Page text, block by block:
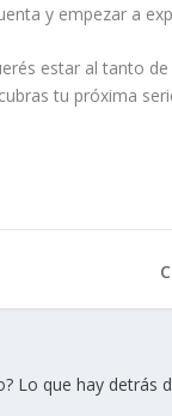
y empezar a
estar al tanto
tu próxima
Lo que hay detrás